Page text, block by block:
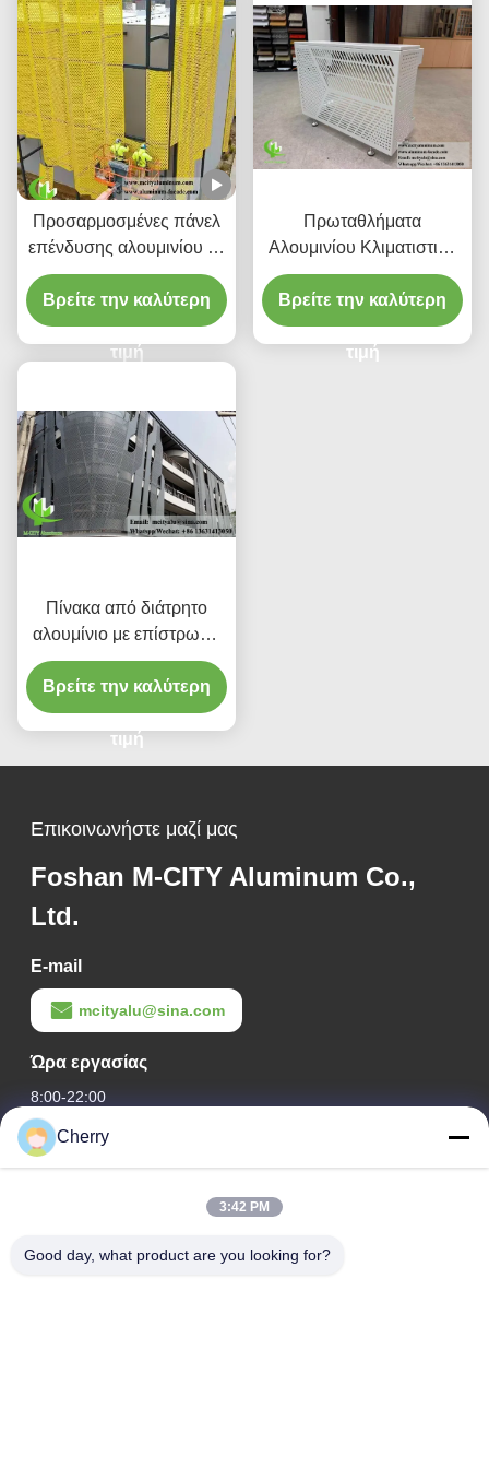
Προσαρμοσμένες πάνελ
επένδυσης αλουμινίου με
διάτρητο CNC με κράμα
3003 H14/H24 και
επίστρωση PVDF για
προσόψεις
Βρείτε την καλύτερη
τιμή
Πρωταθλήματα
Αλουμινίου Κλιματιστικά
Κάλυβες
Βρείτε την καλύτερη
τιμή
Πίνακα από διάτρητο
αλουμίνιο με επίστρωση
σκόνης με
προσαρμοσμένα
χρώματα RAL και μοτίβα
κοπής λέιζερ για
επένδυση προσόφων
Βρείτε την καλύτερη
τιμή
Επικοινωνήστε μαζί μας
Foshan M-CITY Aluminum Co.,
Ltd.
E-mail
mcityalu@sina.com
Ώρα εργασίας
8:00-22:00
Η διεύθυνσή μας
Βιομηχανικό πάρκο Hegui, Lishui, Nanhai Foshan Guangdong
Cherry
3:42 PM
Good day, what product are you looking for?